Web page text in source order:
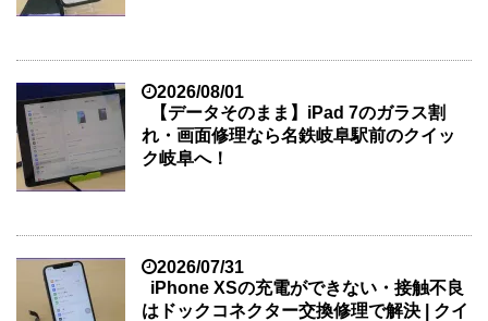
2026/08/01
【データそのまま】iPad 7のガラス割
れ・画面修理なら名鉄岐阜駅前のクイッ
ク岐阜へ！
2026/07/31
iPhone XSの充電ができない・接触不良
はドックコネクター交換修理で解決 | クイ